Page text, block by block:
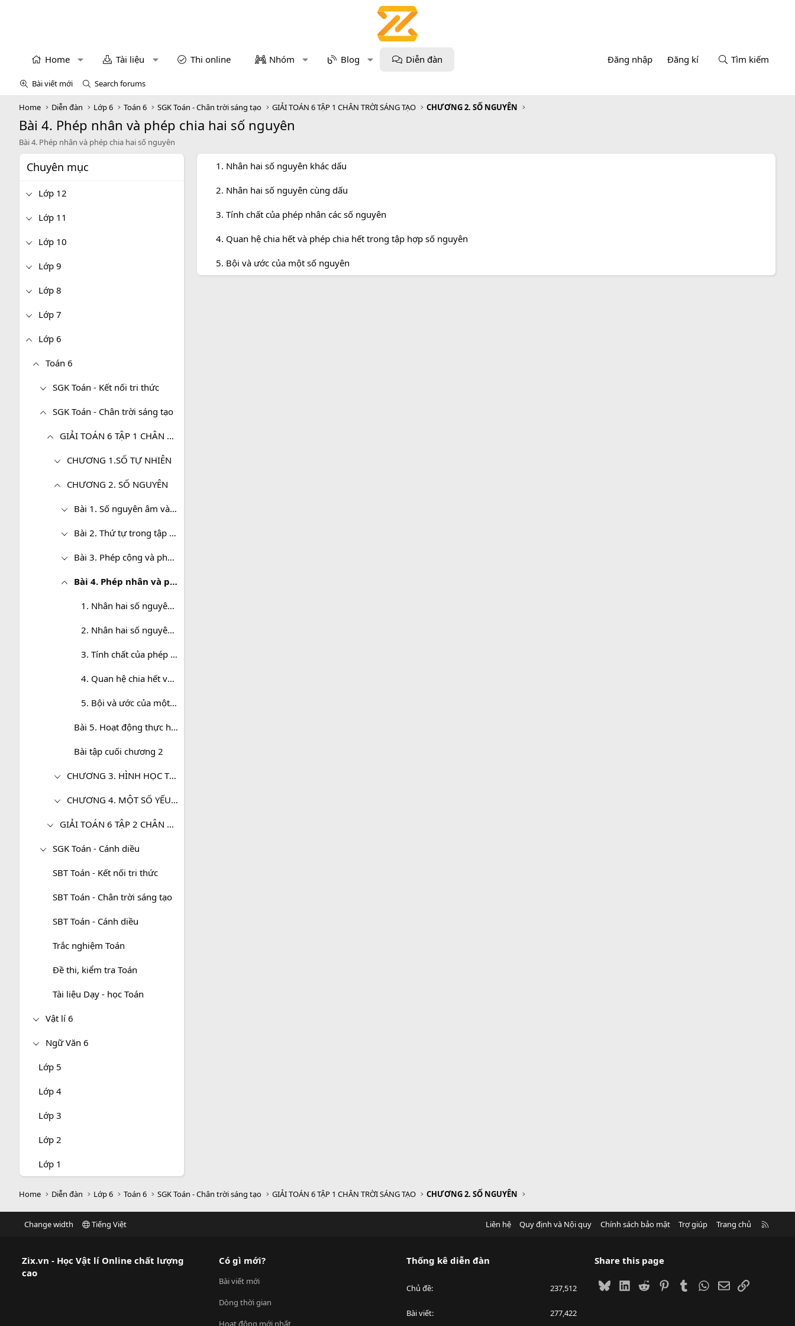
Home Tài liệu Thi online Nhóm Blog Diễn đàn Đăng nhập Đăng kí Tìm kiếm
Bài viết mới Search forums
Home Diễn đàn Lớp 6 Toán 6 SGK Toán - Chân trời sáng tạo GIẢI TOÁN 6 TẬP 1 CHÂN TRỜI SÁNG TẠO CHƯƠNG 2. SỐ NGUYÊN
Bài 4. Phép nhân và phép chia hai số nguyên
Bài 4. Phép nhân và phép chia hai số nguyên
Chuyên mục
Lớp 12
Lớp 11
Lớp 10
Lớp 9
Lớp 8
Lớp 7
Lớp 6
Toán 6
SGK Toán - Kết nối tri thức
SGK Toán - Chân trời sáng tạo
GIẢI TOÁN 6 TẬP 1 CHÂN TRỜI SÁNG TẠO
CHƯƠNG 1.SỐ TỰ NHIÊN
CHƯƠNG 2. SỐ NGUYÊN
Bài 1. Số nguyên âm và tập hợp các số nguyên
Bài 2. Thứ tự trong tập hợp số nguyên
Bài 3. Phép cộng và phép trừ hai số nguyên
Bài 4. Phép nhân và phép chia hai số nguyên
1. Nhân hai số nguyên khác dấu
2. Nhân hai số nguyên cùng dấu
3. Tính chất của phép nhân các số nguyên
4. Quan hệ chia hết và phép chia hết trong tập hợp số nguyên
5. Bội và ước của một số nguyên
Bài 5. Hoạt động thực hành và trải nghiệm: Vui học cùng số nguyên
Bài tập cuối chương 2
CHƯƠNG 3. HÌNH HỌC TRỰC QUAN. CÁC HÌNH PHẲNG TRONG THỰC TIỄN
CHƯƠNG 4. MỘT SỐ YẾU TỐ THỐNG KÊ
GIẢI TOÁN 6 TẬP 2 CHÂN TRỜI SÁNG TẠO
SGK Toán - Cánh diều
SBT Toán - Kết nối tri thức
SBT Toán - Chân trời sáng tạo
SBT Toán - Cánh diều
Trắc nghiệm Toán
Đề thi, kiểm tra Toán
Tài liệu Dạy - học Toán
Vật lí 6
Ngữ Văn 6
Lớp 5
Lớp 4
Lớp 3
Lớp 2
Lớp 1
1. Nhân hai số nguyên khác dấu
2. Nhân hai số nguyên cùng dấu
3. Tính chất của phép nhân các số nguyên
4. Quan hệ chia hết và phép chia hết trong tập hợp số nguyên
5. Bội và ước của một số nguyên
Home Diễn đàn Lớp 6 Toán 6 SGK Toán - Chân trời sáng tạo GIẢI TOÁN 6 TẬP 1 CHÂN TRỜI SÁNG TẠO CHƯƠNG 2. SỐ NGUYÊN
Change width Tiếng Việt Liên hệ Quy định và Nội quy Chính sách bảo mật Trợ giúp Trang chủ
Zix.vn - Học Vật lí Online chất lượng
cao
Có gì mới?
Bài viết mới
Dòng thời gian
Hoạt động mới nhất
Thống kê diễn đàn
Chủ đề 237,512
Bài viết 277,422
Share this page
BlueskyLinkedIn
Reddit PinterestTumblrWhatsApp
EmailLink